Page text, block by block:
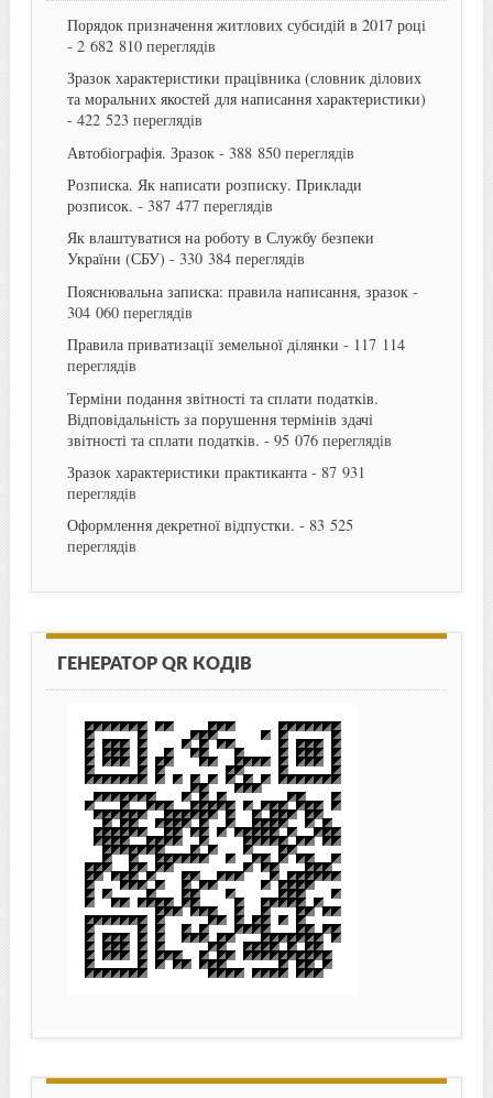
Порядок призначення житлових субсидій в 2017 році
- 2 682 810 переглядів
Зразок характеристики працівника (словник ділових
та моральних якостей для написання характеристики)
- 422 523 переглядів
Автобіографія. Зразок- 388 850 переглядів
Розписка. Як написати розписку. Приклади
розписок. - 387 477 переглядів
Як влаштуватися на роботу в Службу безпеки
України (СБУ) - 330 384 переглядів
Пояснювальна записка: правила написання, зразок-
304 060 переглядів
Правила приватизації земельної ділянки - 117 114
переглядів
Терміни подання звітності та сплати податків.
Відповідальність за порушення термінів здачі
звітності та сплати податків. - 95 076 переглядів
Зразок характеристики практиканта- 87 931
переглядів
Оформлення декретної відпустки. - 83 525
переглядів
ГЕНЕРАТОР QR КОДІВ